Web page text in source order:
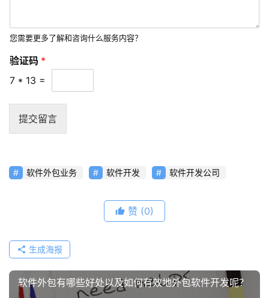
资
讯
享
常
见
您需要更多了解和咨询什么服务内容？
验证码 *
7 * 13 =
提交留言
软件外包业务 软件开发 软件开发公司
赞 (0)
生成海报
软件外包有哪些好处以及如何有效地外包软件开发呢？